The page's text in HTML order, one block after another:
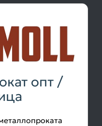
опт /